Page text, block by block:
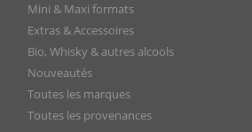
Mini & Maxi formats
Extras & Accessoires
Bio, Whisky & autres alcools
Nouveautés
Toutes les marques
Toutes les provenances